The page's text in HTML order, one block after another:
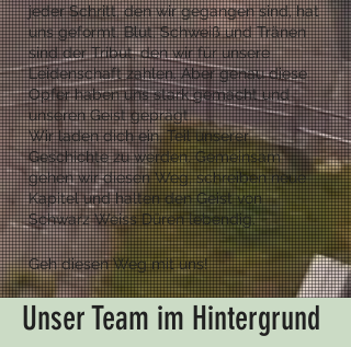
jeder Schritt, den wir gegangen sind, hat
uns geformt. Blut, Schweiß und Tränen
sind der Tribut, den wir für unsere
Leidenschaft zahlen. Aber genau diese
Opfer haben uns stark gemacht und
unseren Geist geprägt.
Wir laden dich ein, Teil unserer
Geschichte zu werden. Gemeinsam
gehen wir diesen Weg, schreiben neue
Kapitel und halten den Geist von
Schwarz Weiss Düren lebendig.
Geh diesen Weg mit uns!
Unser Team im Hintergrund